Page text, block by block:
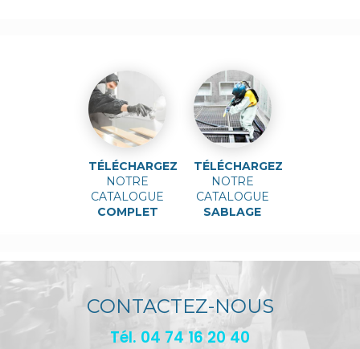
TÉLÉCHARGEZ
NOTRE
CATALOGUE
COMPLET
TÉLÉCHARGEZ
NOTRE
CATALOGUE
SABLAGE
CONTACTEZ-NOUS
Tél. 04 74 16 20 40